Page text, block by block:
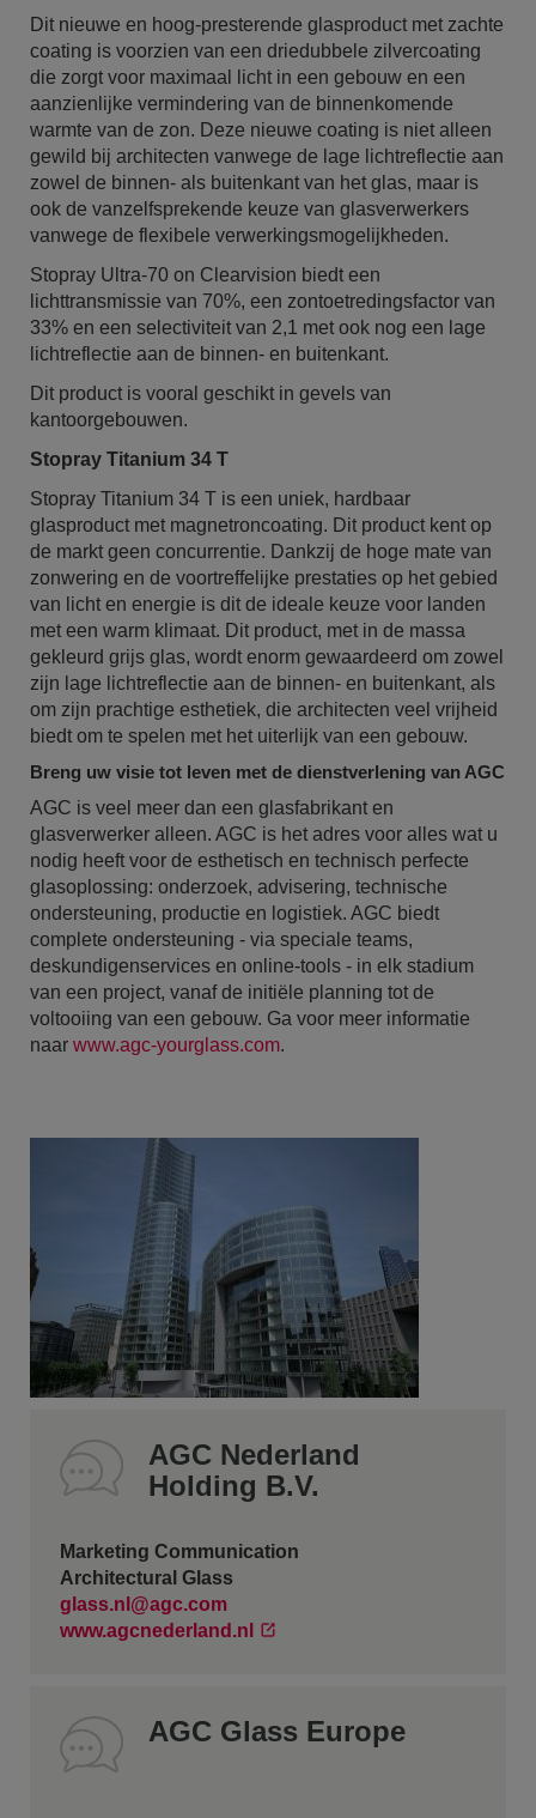
Dit nieuwe en hoog-presterende glasproduct met zachte
coating is voorzien van een driedubbele zilvercoating
die zorgt voor maximaal licht in een gebouw en een
aanzienlijke vermindering van de binnenkomende
warmte van de zon. Deze nieuwe coating is niet alleen
gewild bij architecten vanwege de lage lichtreflectie aan
zowel de binnen- als buitenkant van het glas, maar is
ook de vanzelfsprekende keuze van glasverwerkers
vanwege de flexibele verwerkingsmogelijkheden.
Stopray Ultra-70 on Clearvision biedt een
lichttransmissie van 70%, een zontoetredingsfactor van
33% en een selectiviteit van 2,1 met ook nog een lage
lichtreflectie aan de binnen- en buitenkant.
Dit product is vooral geschikt in gevels van
kantoorgebouwen.
Stopray Titanium 34 T
Stopray Titanium 34 T is een uniek, hardbaar
glasproduct met magnetroncoating. Dit product kent op
de markt geen concurrentie. Dankzij de hoge mate van
zonwering en de voortreffelijke prestaties op het gebied
van licht en energie is dit de ideale keuze voor landen
met een warm klimaat. Dit product, met in de massa
gekleurd grijs glas, wordt enorm gewaardeerd om zowel
zijn lage lichtreflectie aan de binnen- en buitenkant, als
om zijn prachtige esthetiek, die architecten veel vrijheid
biedt om te spelen met het uiterlijk van een gebouw.
Breng uw visie tot leven met de dienstverlening van AGC
AGC is veel meer dan een glasfabrikant en
glasverwerker alleen. AGC is het adres voor alles wat u
nodig heeft voor de esthetisch en technisch perfecte
glasoplossing: onderzoek, advisering, technische
ondersteuning, productie en logistiek. AGC biedt
complete ondersteuning - via speciale teams,
deskundigenservices en online-tools - in elk stadium
van een project, vanaf de initiële planning tot de
voltooiing van een gebouw. Ga voor meer informatie
naar www.agc-yourglass.com.
AGC Nederland
Holding B.V.
Marketing Communication
Architectural Glass
glass.nl@agc.com
www.agcnederland.nl
AGC Glass Europe